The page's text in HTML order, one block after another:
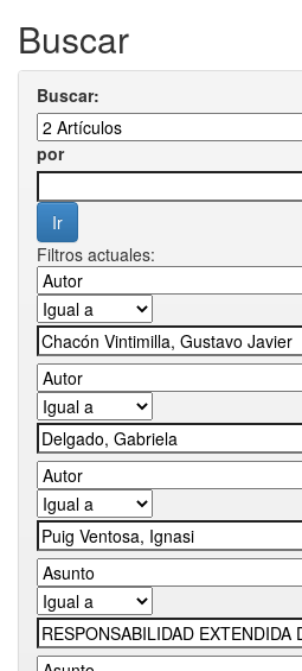
Buscar
Buscar:
por
Filtros actuales: